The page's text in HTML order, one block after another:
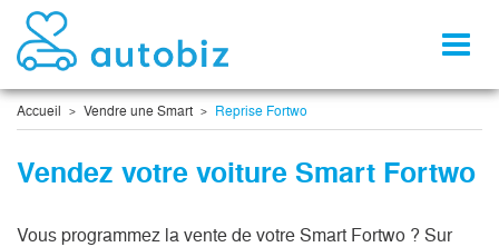
Accueil Vendre une Smart Reprise Fortwo
Vendez votre voiture Smart Fortwo
Vous programmez la vente de votre Smart Fortwo ? Sur